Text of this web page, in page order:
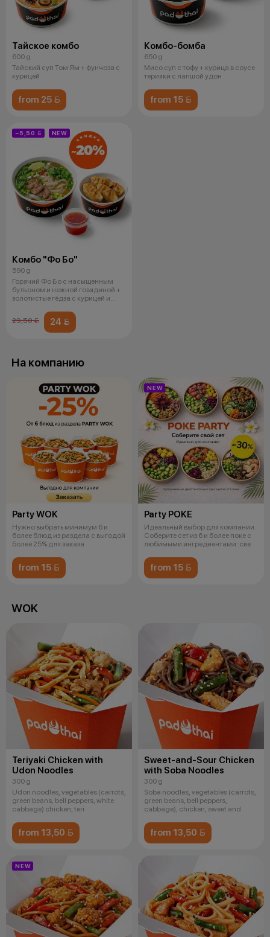
Тайское комбо
600 g
Тайский суп Том Ям + фунчоза с
курицей
from 25 
Комбо-бомба
650 g
Мисо суп с тофу + курица в соусе
терияки с лапшой удон
from 15 
−5,50  NEW
Комбо "Фо Бо"
590 g
Горячий Фо Бо с насыщенным
бульоном и нежной говядиной +
золотистые гёдза с курицей и
29,50 
24 
На компанию
Party WOK
Нужно выбрать минимум 6 и
более блюд из раздела с выгодой
более 25% для заказа
from 15 
NEW
Party POKE
Идеальный выбор для компании.
Соберите сет из 6 и более поке с
любимыми ингредиентами: све
from 15 
WOK
Teriyaki Chicken with
Udon Noodles
300 g
Udon noodles, vegetables (carrots,
green beans, bell peppers, white
cabbage) chicken, teri
from 13,50 
Sweet-and-Sour Chicken
with Soba Noodles
300 g
Soba noodles, vegetables (carrots,
green beans, bell peppers,
cabbage), chicken, sweet and
from 13,50 
NEW